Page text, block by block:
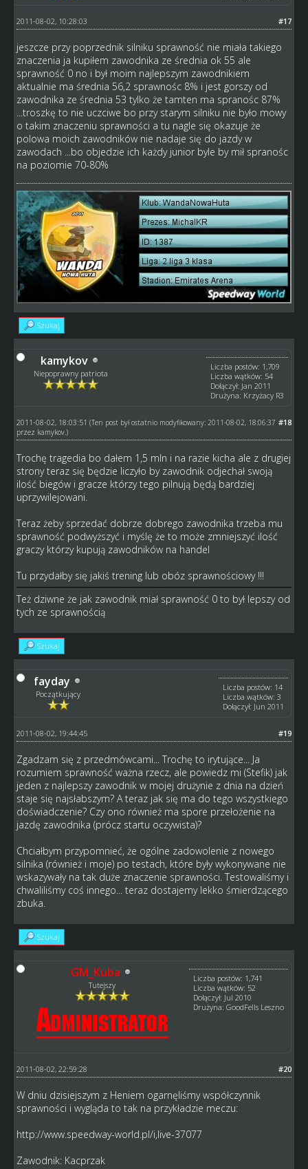
#17
2011-08-02, 10:28:03
jeszcze przy poprzednik silniku sprawność nie miała takiego
znaczenia ja kupiłem zawodnika ze średnia ok 55 ale
sprawność 0 no i był moim najlepszym zawodnikiem
aktualnie ma średnia 56,2 sprawnośc 8% i jest gorszy od
zawodnika ze średnia 53 tylko że tamten ma spranośc 87%
...troszkę to nie uczciwe bo przy starym silniku nie było mowy
o takim znaczeniu sprawności a tu nagle się okazuje że
polowa moich zawodników nie nadaje się do jazdy w
zawodach ...bo objedzie ich każdy junior byle by mił spranośc
na poziomie 70-80%
Szukaj
kamykov
Niepoprawny patriota
Liczba postów: 1,709
Liczba wątków: 54
Dołączył: Jan 2011
Drużyna: Krzyżacy R3
#18
2011-08-02, 18:03:51 (Ten post był ostatnio modyfikowany: 2011-08-02, 18:06:37
przez kamykov.)
Trochę tragedia bo dałem 1,5 mln i na razie kicha ale z drugiej
strony teraz się będzie liczyło by zawodnik odjechał swoją
ilość biegów i gracze którzy tego pilnują będą bardziej
uprzywilejowani.
Teraz żeby sprzedać dobrze dobrego zawodnika trzeba mu
sprawność podwyższyć i myślę że to może zmniejszyć ilość
graczy którzy kupują zawodników na handel
Tu przydałby się jakiś trening lub obóz sprawnościowy !!!
Też dziwne że jak zawodnik miał sprawność 0 to był lepszy od
tych ze sprawnością
Szukaj
fayday
Początkujący
Liczba postów: 14
Liczba wątków: 3
Dołączył: Jun 2011
#19
2011-08-02, 19:44:45
Zgadzam się z przedmówcami... Trochę to irytujące... Ja
rozumiem sprawność ważna rzecz, ale powiedz mi (Stefik) jak
jeden z najlepszy zawodnik w mojej drużynie z dnia na dzień
staje się najsłabszym? A teraz jak się ma do tego wszystkiego
doświadczenie? Czy ono również ma spore przełożenie na
jazdę zawodnika (prócz startu oczywista)?
Chciałbym przypomnieć, że ogólne zadowolenie z nowego
silnika (również i moje) po testach, które były wykonywane nie
wskazywały na tak duże znaczenie sprawności. Testowaliśmy i
chwaliliśmy coś innego... teraz dostajemy lekko śmierdzącego
zbuka.
Szukaj
GM_Kuba
Tutejszy
Liczba postów: 1,741
Liczba wątków: 52
Dołączył: Jul 2010
Drużyna: GoodFells Leszno
#20
2011-08-02, 22:59:28
W dniu dzisiejszym z Heniem ogarnęliśmy współczynnik
sprawności i wygląda to tak na przykładzie meczu:
http://www.speedway-world.pl/i,live-37077
Zawodnik: Kacprzak